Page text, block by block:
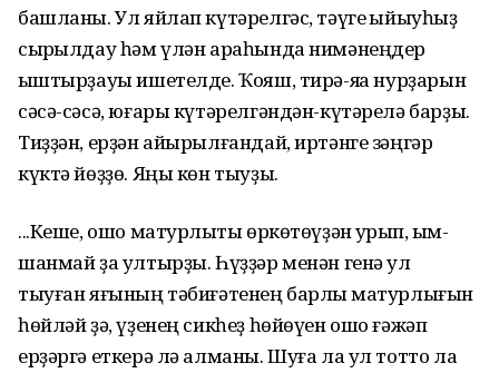
башланы. Ул яйлап күтә­релгәс, тәүге ҡыйыуһыҙ
сыр­ҡылдау һәм үлән араһында нимәнеңдер
ҡыштырҙауы ишетелде. Ҡояш, тирә-яҡҡа нурҙарын
сәсә-сәсә, юғары күтәрелгәндән-күтәрелә барҙы.
Тиҙҙән, ерҙән айырылғандай, иртәнге зәңгәр
күктә йөҙҙө. Яңы көн тыуҙы.
...Кеше, ошо матурлыҡты өркөтөүҙән ҡурҡып, ҡым­
шанмай ҙа ултырҙы. Һүҙҙәр менән генә ул
тыуған яғының тәбиғәтенең барлыҡ матур­лығын
һөйләй ҙә, үҙенең сикһеҙ һөйөүен ошо ғәжәп
ерҙәргә еткерә лә алманы. Шуға ла ул тотто ла